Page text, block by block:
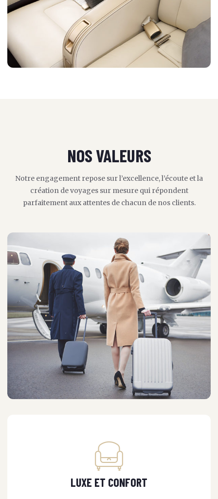
NOS VALEURS
Notre engagement repose sur l’excellence, l’écoute et la
création de voyages sur mesure qui répondent
parfaitement aux attentes de chacun de nos clients.
LUXE ET CONFORT